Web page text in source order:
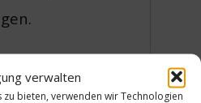
verwalten
bieten, verwenden wir Technologien
Aktivitäten und